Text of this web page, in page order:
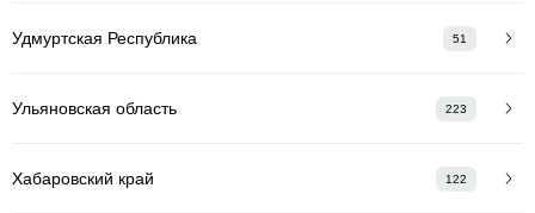
Удмуртская Республика 51
Ульяновская область 223
Хабаровский край 122